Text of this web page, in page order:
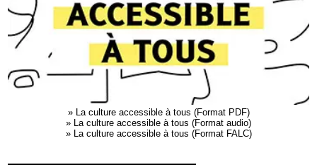
» La culture accessible à tous (Format PDF)
» La culture accessible à tous (Format audio)
» La culture accessible à tous (Format FALC)